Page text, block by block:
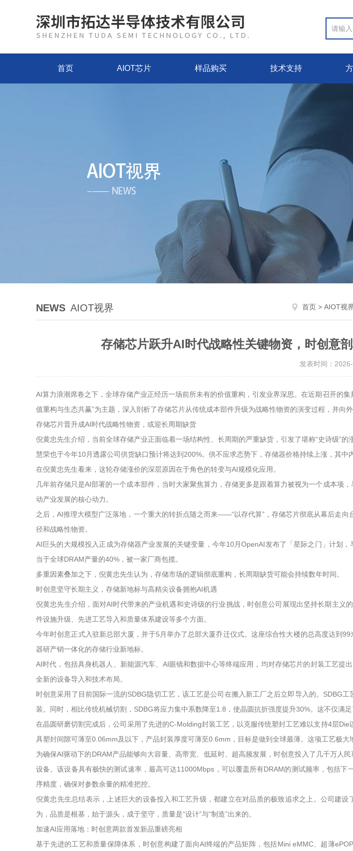
首页 AIOT芯片 样品购买 技术支持
NEWS AIOT视界 首页 > AIOT视
存储芯片跃升AI时代战略性关键物资，时创意
发表时间：
AI算力浪潮席卷之下，全球存储产业正经历一场前所未有的价值重构，引发业界深思。在近期召开的
值重构与生态共赢”为主题，深入剖析了存储芯片从传统成本部件升级为战略性物资的演变过程，并向
存储芯片晋升成AI时代战略性物资，或迎长周期缺货
倪黄忠先生介绍，当前全球存储产业正面临着一场结构性、长周期的严重缺货，引发了堪称“史诗级”
慧荣也于今年10月透露公司供货缺口预计将达到200%。供不应求态势下，存储器价格持续上涨，其中
在倪黄忠先生看来，这轮存储涨价的深层原因在于角色的转变与AI规模化应用。
几年前存储只是AI部署的一个成本部件，当时大家聚焦算力，存储更多是跟着算力被视为一个成本
动产业发展的核心动力。
之后，AI推理大模型广泛落地，一个重大的转折点随之而来——“以存代算”，存储芯片彻底从幕后走
径和战略性物资。
AI巨头的大规模投入正成为存储器产业发展的关键变量，今年10月OpenAI发布了「星际之门」计划
当于全球DRAM产量的40%，被一家厂商包揽。
多重因素叠加之下，倪黄忠先生认为，存储市场的逻辑彻底重构，长周期缺货可能会持续数年时间。
时创意坚守长期主义，存储新地标与高精尖设备拥抱AI机遇
倪黄忠先生介绍，面对AI时代带来的产业机遇和史诗级的行业挑战，时创意公司展现出坚持长期主
件设施升级、先进工艺导入和质量体系建设等多个方面。
今年时创意正式入驻新总部大厦，并于5月举办了总部大厦乔迁仪式。这座综合性大楼的总高度达到
器研产销一体化的存储行业新地标。
AI时代，包括具身机器人、新能源汽车、AI眼镜和数据中心等终端应用，均对存储芯片的封装工艺
全新的设备导入和技术布局。
时创意采用了目前国际一流的SDBG隐切工艺，该工艺是公司在搬入新工厂之后立即导入的。SDBG
装。同时，相比传统机械切割，SDBG将应力集中系数降至1.8，使晶圆抗折强度提升30%。这不仅满
在晶圆研磨切割完成后，公司采用了先进的C-Molding封装工艺，以克服传统塑封工艺难以支持4层
具塑封间隙可薄至0.06mm及以下，产品封装厚度可薄至0.6mm，目标是做到全球最薄。这项工艺极大
为确保AI驱动下的DRAM产品能够向大容量、高带宽、低延时、超高频发展，时创意投入了几千万人
设备。该设备具有极快的测试速率，最高可达11000Mbps，可以覆盖所有DRAM的测试频率，包括
序精度，确保对参数余量的精准把控。
倪黄忠先生总结表示，上述巨大的设备投入和工艺升级，都建立在对品质的极致追求之上。公司建
为，品质是根基，始于源头，成于坚守，质量是“设计”与“制造”出来的。
加速AI应用落地：时创意两款首发新品重磅亮相
基于先进的工艺和质量保障体系，时创意构建了面向AI终端的产品矩阵，包括Mini eMMC、超薄